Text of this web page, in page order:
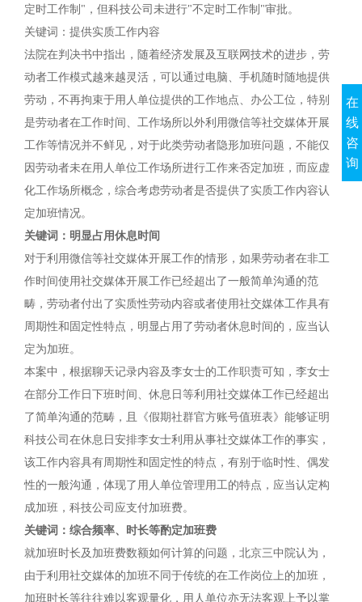
定时工作制"，但科技公司未进行"不定时工作制"审批。
关键词：提供实质工作内容
法院在判决书中指出，随着经济发展及互联网技术的进步，劳
动者工作模式越来越灵活，可以通过电脑、手机随时随地提供
劳动，不再拘束于用人单位提供的工作地点、办公工位，特别
是劳动者在工作时间、工作场所以外利用微信等社交媒体开展
工作等情况并不鲜见，对于此类劳动者隐形加班问题，不能仅
因劳动者未在用人单位工作场所进行工作来否定加班，而应虚
化工作场所概念，综合考虑劳动者是否提供了实质工作内容认
定加班情况。
关键词：明显占用休息时间
对于利用微信等社交媒体开展工作的情形，如果劳动者在非工
作时间使用社交媒体开展工作已经超出了一般简单沟通的范
畴，劳动者付出了实质性劳动内容或者使用社交媒体工作具有
周期性和固定性特点，明显占用了劳动者休息时间的，应当认
定为加班。
本案中，根据聊天记录内容及李女士的工作职责可知，李女士
在部分工作日下班时间、休息日等利用社交媒体工作已经超出
了简单沟通的范畴，且《假期社群官方账号值班表》能够证明
科技公司在休息日安排李女士利用从事社交媒体工作的事实，
该工作内容具有周期性和固定性的特点，有别于临时性、偶发
性的一般沟通，体现了用人单位管理用工的特点，应当认定构
成加班，科技公司应支付加班费。
关键词：综合频率、时长等酌定加班费
就加班时长及加班费数额如何计算的问题，北京三中院认为，
由于利用社交媒体的加班不同于传统的在工作岗位上的加班，
加班时长等往往难以客观量化，用人单位亦无法客观上予以掌
在
线
咨
询